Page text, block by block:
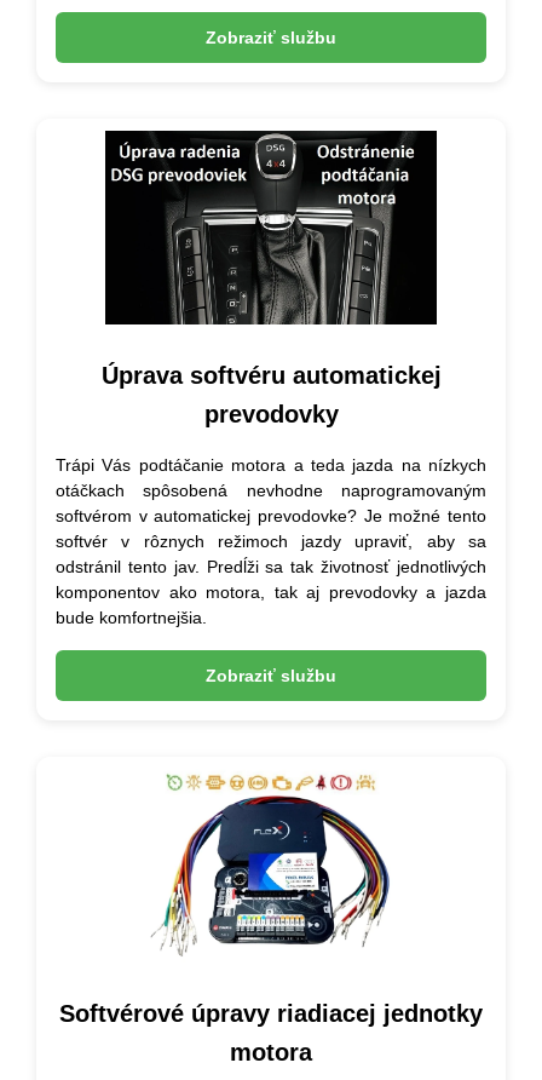
Zobraziť službu
Úprava softvéru automatickej
prevodovky
Trápi Vás podtáčanie motora a teda jazda na nízkych
otáčkach spôsobená nevhodne naprogramovaným
softvérom v automatickej prevodovke? Je možné tento
softvér v rôznych režimoch jazdy upraviť, aby sa
odstránil tento jav. Predĺži sa tak životnosť jednotlivých
komponentov ako motora, tak aj prevodovky a jazda
bude komfortnejšia.
Zobraziť službu
Softvérové úpravy riadiacej jednotky
motora